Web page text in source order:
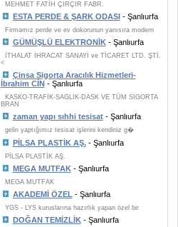
MEHMET FATİH ÇIRÇIR FABR.
ESTA PERDE & ŞARK ODASI- Şanlıurfa
Firmamız perde ve ev dokorunun yanısıra modern
GÜMÜŞLÜ ELEKTRONİK- Şanlıurfa
İTHALAT İHRACAT SANAYİ ve TİCARET LTD. ŞTİ.
<
Çinsa Sigorta Aracılık Hizmetleri-
İbrahim CİN- Şanlıurfa
KASKO-TRAFİK-SAGLIK-DASK VE TÜM SİGORTA
BRAN
zaman yapı sıhhi tesisat- Şanlıurfa
gelin yaptığımız tesisat işlerini kendiniz g�
PİLSA PLASTİK AŞ.- Şanlıurfa
PİLSA PLASTİK AŞ.
MEGA MUTFAK- Şanlıurfa
MEGA MUTFAK
AKADEMİ ÖZEL - Şanlıurfa
YGS - LYS kuruslarına hazırlık yapan özel bir
DOĞAN TEMİZLİK- Şanlıurfa